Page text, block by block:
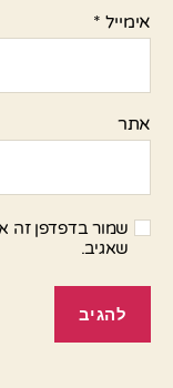
אימייל *
אתר
שמור בדפדפן זה
שאגיב.